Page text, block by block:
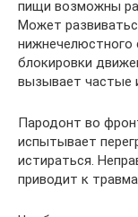
пищи возможны
Может
нижнечелюстного
блокировки
вызывает частые
Пародонт во
испытывает
истираться.
приводит к